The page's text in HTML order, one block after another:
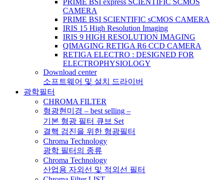
CAMERA
PRIME BSI SCIENTIFIC sCMOS CAMERA
IRIS 15 High Resolution Imaging
IRIS 9 HIGH RESOLUTION IMAGING
QIMAGING RETIGA R6 CCD CAMERA
RETIGA ELECTRO : DESIGNED FOR
ELECTROPHYSIOLOGY
Download center
소프트웨어 및 설치 드라이버
광학필터
CHROMA FILTER
형광현미경 – best selling –
기본 형광 필터 큐브 Set
결핵 검진을 위한 형광필터
Chroma Technology
광학 필터의 종류
Chroma Technology
산업용 자외선 및 적외선 필터